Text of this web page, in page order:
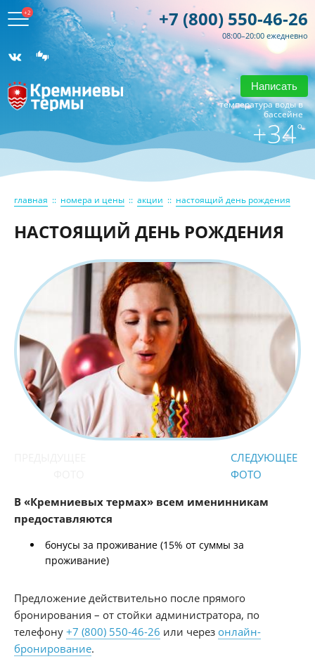
+2 +7 (800) 550-46-26
08:00–20:00 ежедневно
Написать
температура воды в
бассейне
+34°
главная :: номера и цены :: акции :: настоящий день рождения
НАСТОЯЩИЙ ДЕНЬ РОЖДЕНИЯ
СЛЕДУЮЩЕЕ
ФОТО
В «Кремниевых термах» всем именинникам
предоставляются
бонусы за проживание (15% от суммы за
проживание)
Предложение действительно после прямого
бронирования – от стойки администратора, по
телефону +7 (800) 550-46-26 или через онлайн-
бронирование.